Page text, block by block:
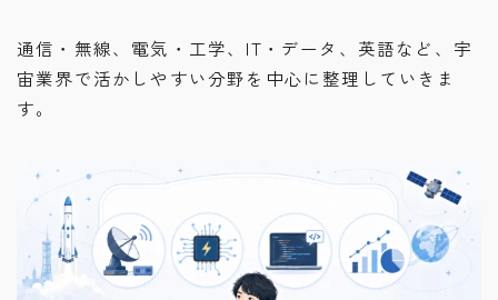
通信・無線、電気・工学、IT・データ、英語など、宇
宙業界で活かしやすい分野を中心に整理していきま
す。